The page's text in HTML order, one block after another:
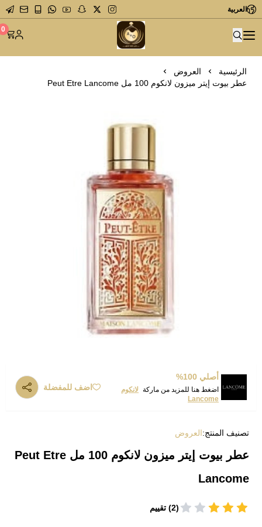
العربية
متجر عاشق العطور 0
الرئيسية
العروض
عطر بيوت إيتر ميزون لانكوم 100 مل Peut Etre Lancome
أصلي 100%
اضغط هنا للمزيد من ماركة لانكوم
Lancome
اضف للمفضلة
تصنيف المنتج:العروض
عطر بيوت إيتر ميزون لانكوم 100 مل Peut Etre
Lancome
(2) تقييم